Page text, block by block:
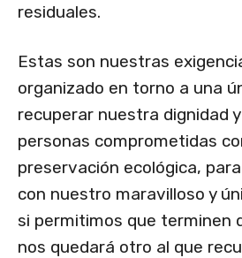
residuales.
Estas son nuestras
organizado en torno a una
recuperar nuestra dignidad
personas comprometidas
preservación ecológica,
con nuestro maravilloso y
si permitimos que terminen
nos quedará otro al que